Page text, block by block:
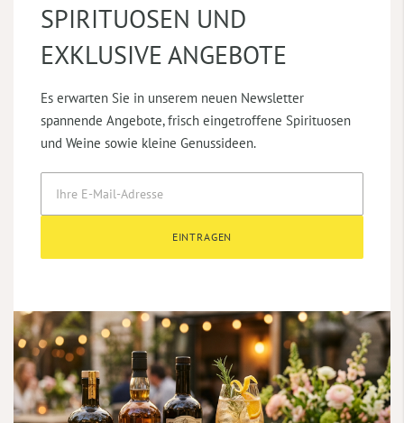
SPIRITUOSEN UND
EXKLUSIVE ANGEBOTE
Es erwarten Sie in unserem neuen Newsletter
spannende Angebote, frisch eingetroffene Spirituosen
und Weine sowie kleine Genussideen.
EINTRAGEN